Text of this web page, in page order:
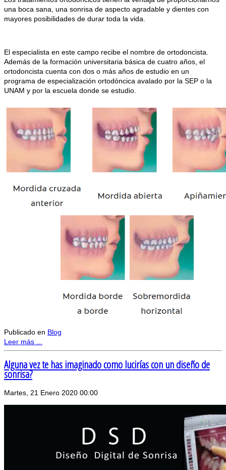
una boca sana, una sonrisa de aspecto agradable y dientes con
mayores posibilidades de durar toda la vida.
El especialista en este campo recibe el nombre de ortodoncista.
Además de la formación universitaria básica de cuatro años, el
ortodoncista cuenta con dos o más años de estudio en un
programa de especialización ortodóncica avalado por la SEP o la
UNAM y por la escuela donde se estudio.
Publicado en Blog
Leer más ...
Alguna vez te has imaginado como lucirías con un diseño de
sonrisa?
Martes, 21 Enero 2020 00:00